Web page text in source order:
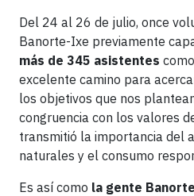
Del 24 al 26 de julio, once
Banorte-Ixe previamente
más de 345 asistentes
excelente camino para
los objetivos que nos
congruencia con los valores
transmitió la importancia del
naturales y el consumo
Es así como la gente